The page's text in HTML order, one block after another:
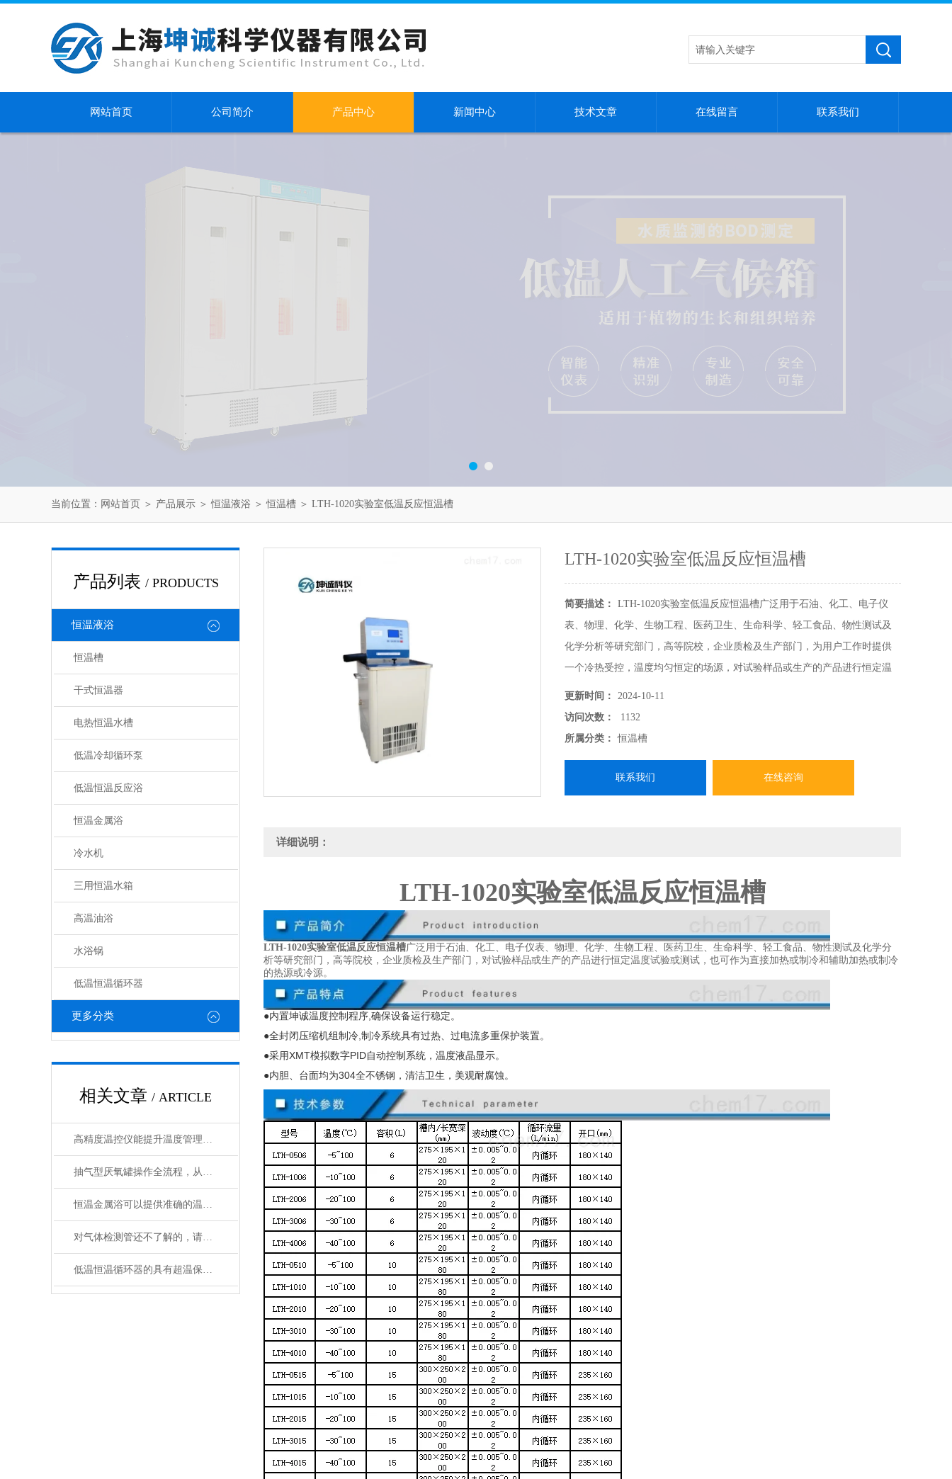
网站首页 公司简介 产品中心 新闻中心 技术文章 在线留言 联系我们
当前位置： 网站首页 ＞ 产品展示 ＞恒温液浴 ＞恒温槽 ＞ LTH-1020实验室低温反应恒温槽
产品列表 / PRODUCTS
恒温液浴
恒温槽
干式恒温器
电热恒温水槽
低温冷却循环泵
低温恒温反应浴
恒温金属浴
冷水机
三用恒温水箱
高温油浴
水浴锅
低温恒温循环器
更多分类
相关文章 / ARTICLE
高精度温控仪能提升温度管理的精准性和效率
抽气型厌氧罐操作全流程，从设备准备到微生物培养的标准化指南
恒温金属浴可以提供准确的温度控制和恒温条件
对气体检测管还不了解的，请看这里！
低温恒温循环器的具有超温保护，传感器异常保护功能
LTH-1020实验室低温反应恒温槽
简要描述：
LTH-1020实验室低温反应恒温槽广泛用于石油、化工、电子仪
表、物理、化学、生物工程、医药卫生、生命科学、轻工食品、物性测试及
化学分析等研究部门，高等院校，企业质检及生产部门，为用户工作时提供
一个冷热受控，温度均匀恒定的场源，对试验样品或生产的产品进行恒定温
度试验或测试，也可作为直接加热或制冷和辅助加热或制冷的热源或冷源。
更新时间：
2024-10-11
访问次数：
1132
所属分类：
恒温槽
联系我们 在线咨询
详细说明：
LTH-1020实验室低温反应恒温槽
LTH-1020实验室低温反应恒温槽广泛用于石油、化工、电子仪表、物理、化学、生物工程、医药卫生、生命科学、轻工食品、物性测试及化学分
析等研究部门，高等院校，企业质检及生产部门，对试验样品或生产的产品进行恒定温度试验或测试，也可作为直接加热或制冷和辅助加热或制冷
的热源或冷源。
●内置坤诚温度控制程序,确保设备运行稳定。
●全封闭压缩机组制冷,制冷系统具有过热、过电流多重保护装置。
●采用XMT模拟数字PID自动控制系统，温度液晶显示。
●内胆、台面均为304全不锈钢，清洁卫生，美观耐腐蚀。